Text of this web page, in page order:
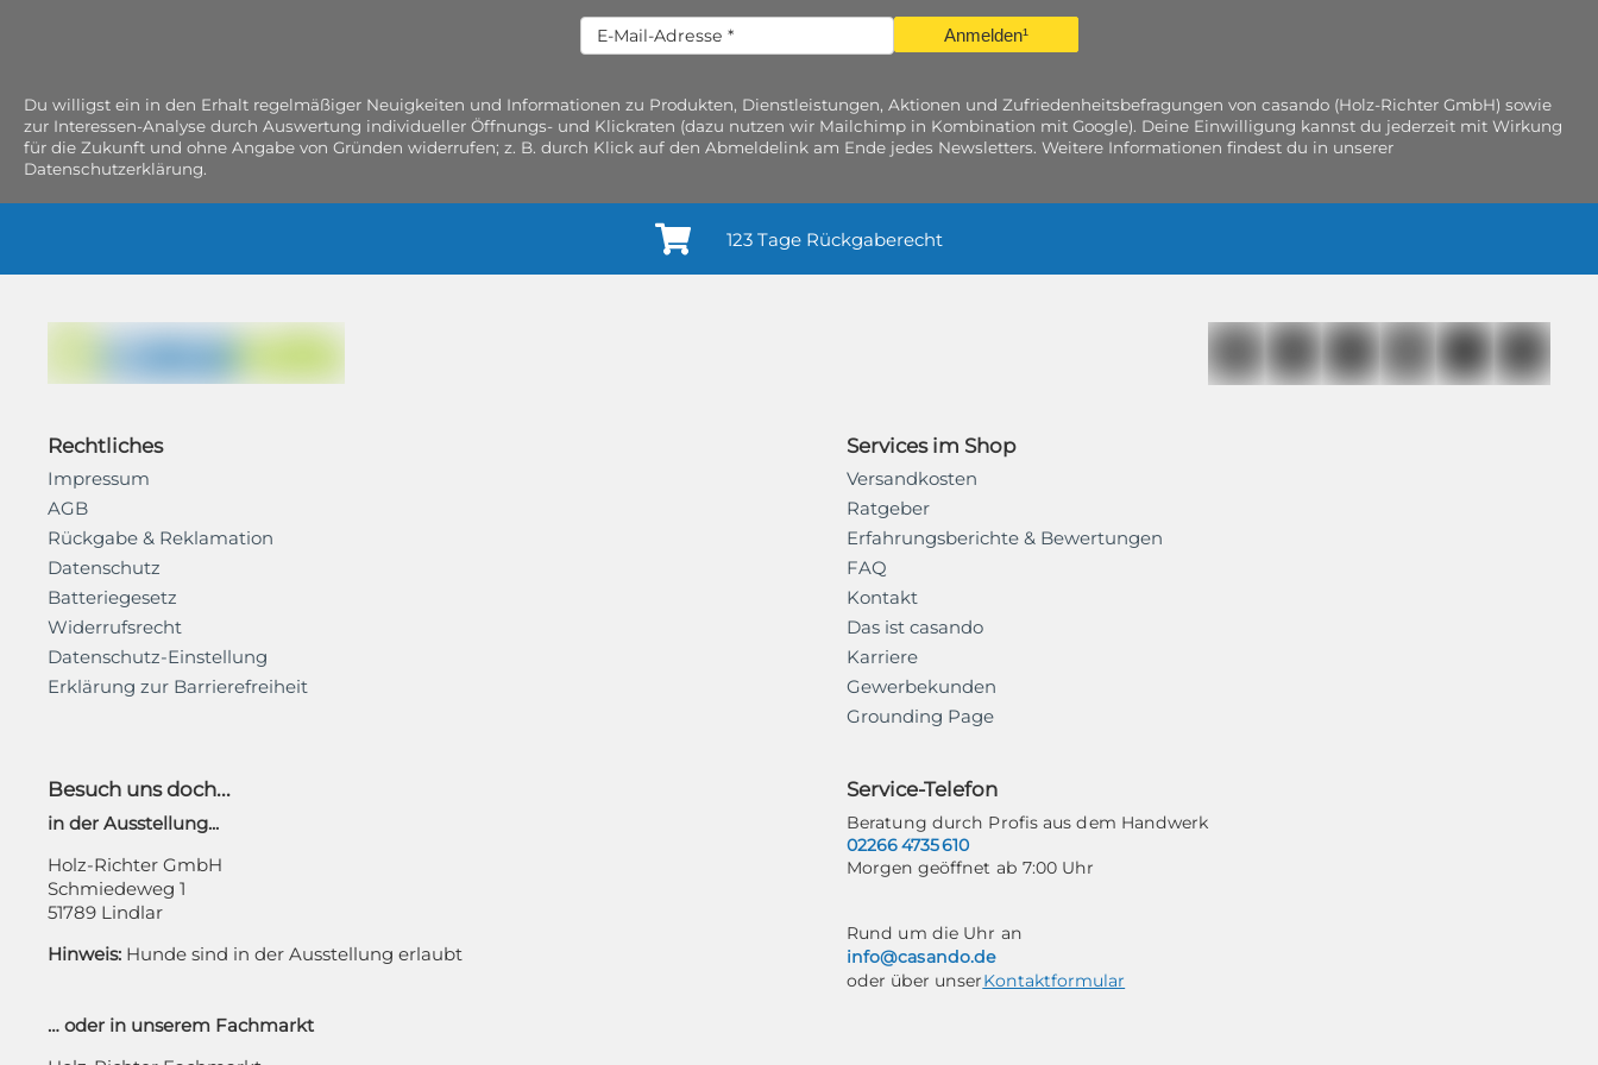
Anmelden¹
Du willigst ein in den Erhalt regelmäßiger Neuigkeiten und Informationen zu Produkten, Dienstleistungen, Aktionen und Zufriedenheitsbefragungen von casando (Holz-Richter GmbH) sowie
zur Interessen-Analyse durch Auswertung individueller Öffnungs- und Klickraten (dazu nutzen wir Mailchimp in Kombination mit Google). Deine Einwilligung kannst du jederzeit mit Wirkung
für die Zukunft und ohne Angabe von Gründen widerrufen; z. B. durch Klick auf den Abmeldelink am Ende jedes Newsletters. Weitere Informationen findest du in unserer
Datenschutzerklärung.
123 Tage Rückgaberecht
Rechtliches
Impressum
AGB
Rückgabe & Reklamation
Datenschutz
Batteriegesetz
Widerrufsrecht
Datenschutz-Einstellung
Erklärung zur Barrierefreiheit
Services im Shop
Versandkosten
Ratgeber
Erfahrungsberichte & Bewertungen
FAQ
Kontakt
Das ist casando
Karriere
Gewerbekunden
Grounding Page
Besuch uns doch...
in der Ausstellung...
Holz-Richter GmbH
Schmiedeweg 1
51789 Lindlar
Hinweis: Hunde sind in der Ausstellung erlaubt
… oder in unserem Fachmarkt
Service-Telefon
Beratung durch Profis aus dem Handwerk
02266 4735 610
Morgen geöffnet ab 7:00 Uhr
Rund um die Uhr an
info@casando.de
oder über unserKontaktformular